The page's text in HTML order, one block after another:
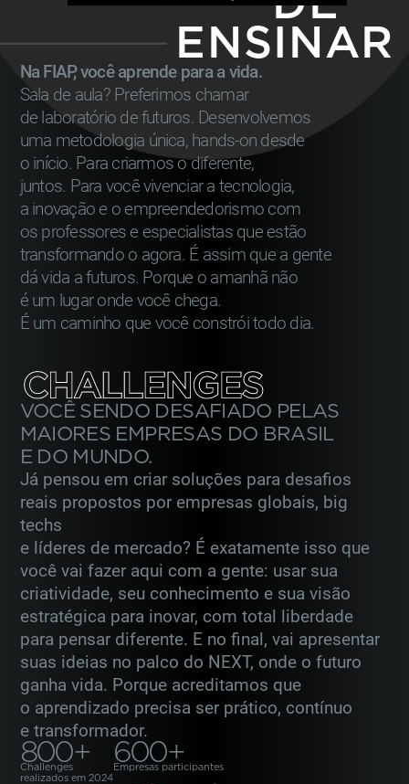
3 dias presenciais
1 diacom aulas ao vivo
Nano Courses
Saiba mais
Mensalidade
R$ 2.840,00*
Consulte condições
CAMPUS
RIO DE JANEIRO
4 anos (3200 horas)
Horário
Noturno: 19h00 às 22h35
(Lives: 19h00 às 23h15)
Dias
2 dias presenciais
2 dias com aulas ao vivo
Saiba mais
Mensalidade
R$ 2.280,00*
Consulte condições
ENSINAR
Na FIAP, você aprende para a vida.
Sala de aula? Preferimos chamar
de laboratório de futuros. Desenvolvemos
uma metodologia única, hands-on desde
o início. Para criarmos o diferente,
juntos. Para você vivenciar a tecnologia,
a inovação e o empreendedorismo com
os professores e especialistas que estão
transformando o agora. É assim que a gente
dá vida a futuros. Porque o amanhã não
é um lugar onde você chega.
É um caminho que você constrói todo dia.
VOCÊ SENDO DESAFIADO PELAS
MAIORES EMPRESAS DO BRASIL
E DO MUNDO.
Já pensou em criar soluções para desafios
reais propostos por empresas globais, big
techs
e líderes de mercado? É exatamente isso que
você vai fazer aqui com a gente: usar sua
criatividade, seu conhecimento e sua visão
estratégica para inovar, com total liberdade
para pensar diferente. E no final, vai apresentar
suas ideias no palco do NEXT, onde o futuro
ganha vida. Porque acreditamos que
o aprendizado precisa ser prático, contínuo
e transformador.
800+
Challenges
realizados em 2024
600+
Empresas participantes